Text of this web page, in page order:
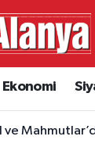
Ekonomi